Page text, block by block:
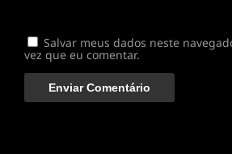
Salvar meus dados neste
vez que eu comentar.